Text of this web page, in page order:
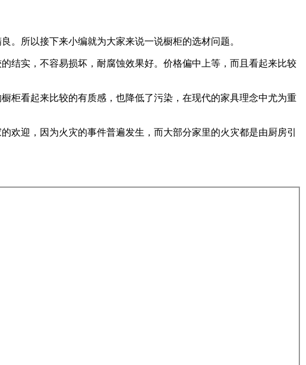
所以接下来小编就为大家来说一说橱柜的选材问题。
实，不容易损坏，耐腐蚀效果好。价格偏中上等，而且看起来比较
看起来比较的有质感，也降低了污染，在现代的家具理念中尤为重
迎，因为火灾的事件普遍发生，而大部分家里的火灾都是由厨房引